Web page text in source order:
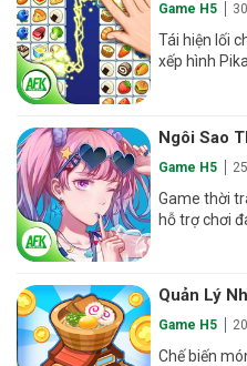
Game H5
Tái hiện lối
xếp hình
Ngôi Sao
Game H5
Game thời
hỗ trợ chơi
Quản Lý
Game H5
Chế biến